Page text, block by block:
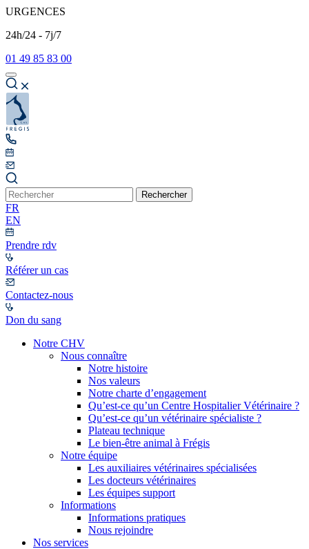
URGENCES
24h/24 - 7j/7
01 49 85 83 00
Rechercher
FR
EN
Prendre rdv
Référer un cas
Contactez-nous
Don du sang
Notre CHV
Nous connaître
Notre histoire
Nos valeurs
Notre charte d’engagement
Qu’est-ce qu’un Centre Hospitalier Vétérinaire ?
Qu’est-ce qu’un vétérinaire spécialiste ?
Plateau technique
Le bien-être animal à Frégis
Notre équipe
Les auxiliaires vétérinaires spécialisées
Les docteurs vétérinaires
Les équipes support
Informations
Informations pratiques
Nous rejoindre
Nos services